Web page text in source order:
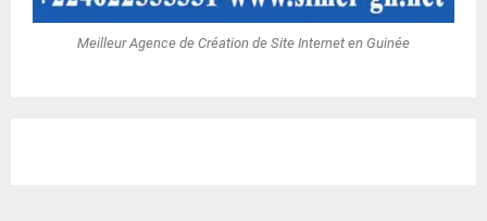
Meilleur Agence de Création de Site Internet en Guinée